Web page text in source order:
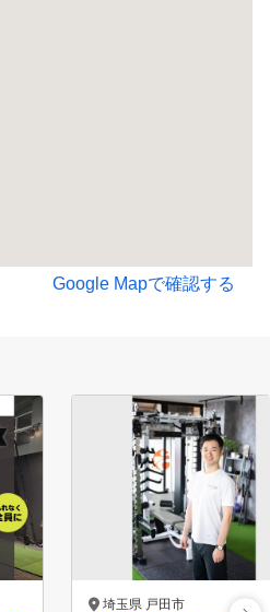
Google Mapで確認する
埼玉県 戸田市